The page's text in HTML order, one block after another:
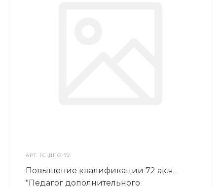
АРТ. ГС-ДПО-72
Повышение квалификации 72 ак.ч.
"Педагог дополнительного